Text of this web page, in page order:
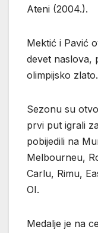
Ateni (2004.).
Mektić i Pavić
devet naslova,
olimpijsko zlato.
Sezonu su
prvi put igrali
pobijedili na
Melbourneu,
Carlu, Rimu,
OI.
Medalje je na